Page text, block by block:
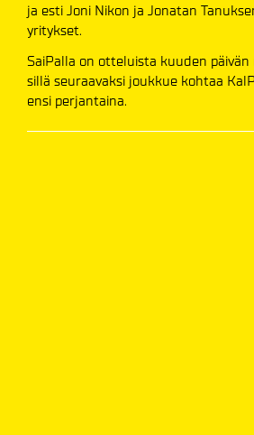
ja esti Joni Nikon ja Jonatan
yritykset.
SaiPalla on otteluista kuuden
sillä seuraavaksi joukkue kohtaa
ensi perjantaina.